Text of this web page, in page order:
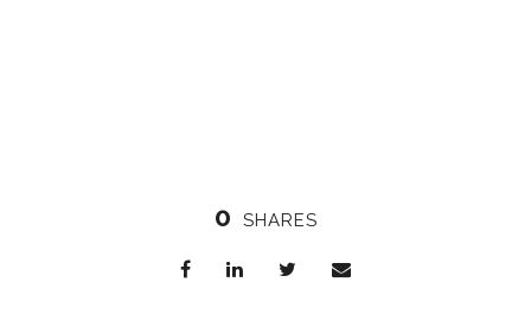
0 SHARES